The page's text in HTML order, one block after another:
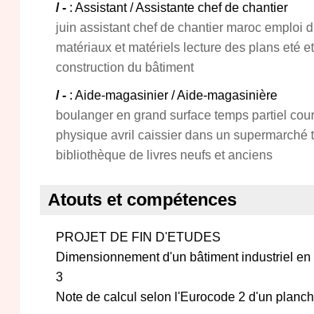
/ - : Assistant / Assistante chef de chantier
juin assistant chef de chantier maroc emploi
matériaux et matériels lecture des plans eté
construction du bâtiment
/ - : Aide-magasinier / Aide-magasinière
boulanger en grand surface temps partiel
physique avril caissier dans un supermarché
bibliothèque de livres neufs et anciens
Atouts et compétences
PROJET DE FIN D'ETUDES
Dimensionnement d'un bâtiment industriel
3
Note de calcul selon l'Eurocode 2 d'un